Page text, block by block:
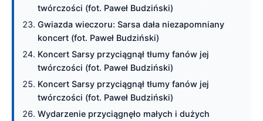
twórczości (fot. Paweł Budziński)
Gwiazda wieczoru: Sarsa dała niezapomniany
koncert (fot. Paweł Budziński)
Koncert Sarsy przyciągnął tłumy fanów jej
twórczości (fot. Paweł Budziński)
Koncert Sarsy przyciągnął tłumy fanów jej
twórczości (fot. Paweł Budziński)
Wydarzenie przyciągnęło małych i dużych